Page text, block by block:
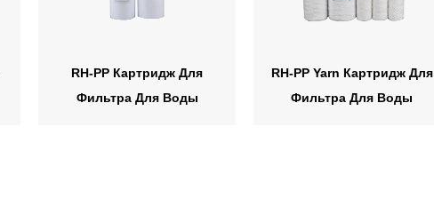
RH-PP Картридж Для
Фильтра Для Воды
RH-PP Yarn Картридж Для
Фильтра Для Воды